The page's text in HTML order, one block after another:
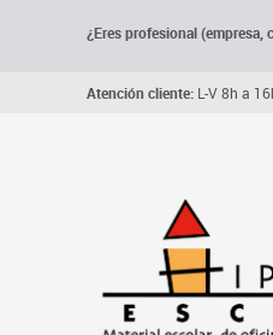
¿Eres profesional (empresa,
Atención cliente: L-V 8h a